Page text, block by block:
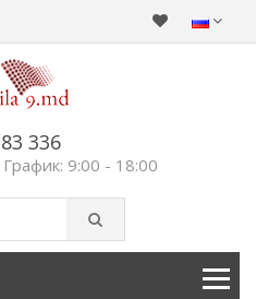
336
9:00 - 18:00